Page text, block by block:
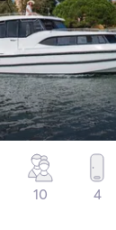
10 4